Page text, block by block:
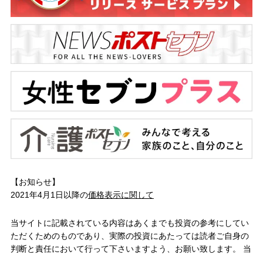
【お知らせ】
2021年4月1日以降の価格表示に関して
当サイトに記載されている内容はあくまでも投資の参考にしてい
ただくためのものであり、実際の投資にあたっては読者ご自身の
判断と責任において行って下さいますよう、お願い致します。 当